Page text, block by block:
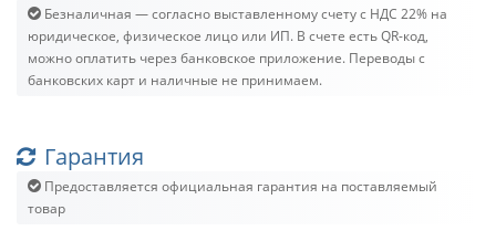
Безналичная — согласно выставленному счету c НДС 22% на
юридическое, физическое лицо или ИП. В счете есть QR-код,
можно оплатить через банковское приложение. Переводы с
банковских карт и наличные не принимаем.
Гарантия
Предоставляется официальная гарантия на поставляемый
товар